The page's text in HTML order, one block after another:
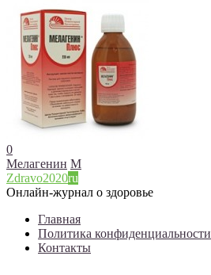
0
Мелагенин М
Zdravo2020ru
Онлайн-журнал о здоровье
Главная
Политика конфиденциальности
Контакты